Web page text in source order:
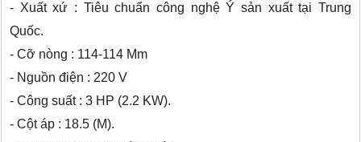
- Xuất xứ : Tiêu chuẩn công nghệ Ý sản xuất tại Trung
Quốc.
- Cỡ nòng : 114-114 Mm
- Nguồn điện : 220 V
- Công suất : 3 HP (2.2 KW).
- Cột áp : 18.5 (M).